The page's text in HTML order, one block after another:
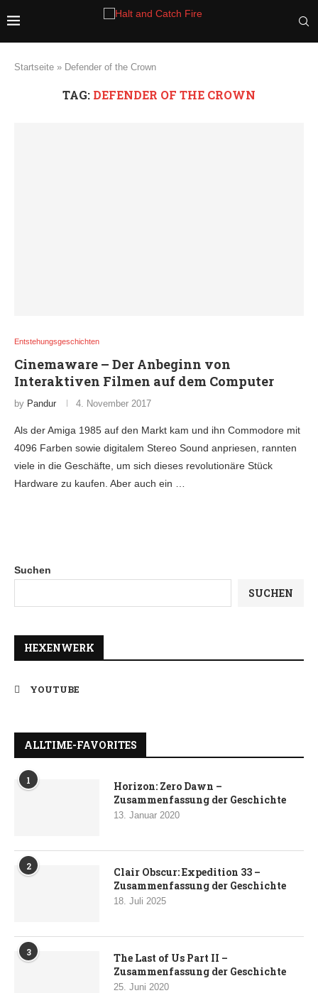
Startseite » Defender of the Crown
TAG: DEFENDER OF THE CROWN
Entstehungsgeschichten
Cinemaware – Der Anbeginn von
Interaktiven Filmen auf dem Computer
by Pandur 4. November 2017
Als der Amiga 1985 auf den Markt kam und ihn Commodore mit
4096 Farben sowie digitalem Stereo Sound anpriesen, rannten
viele in die Geschäfte, um sich dieses revolutionäre Stück
Hardware zu kaufen. Aber auch ein …
Suchen
SUCHEN
HEXENWERK
YOUTUBE
ALLTIME-FAVORITES
1
Horizon: Zero Dawn –
Zusammenfassung der Geschichte
13. Januar 2020
2
Clair Obscur: Expedition 33 –
Zusammenfassung der Geschichte
18. Juli 2025
3
The Last of Us Part II –
Zusammenfassung der Geschichte
25. Juni 2020